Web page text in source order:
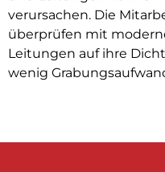
verursachen. Die
überprüfen mit
Leitungen auf ihre
wenig